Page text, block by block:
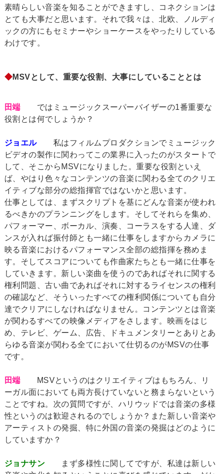
素晴らしい音楽を知ることができますし、コネクションは
とても大事だと思います。それで我々は、北欧、ノルディ
ックの方にもセミナーやショーケースをやったりしている
わけです。
◆MSVとして、重要な役割、大事にしていることとは
田端 ではミュージックスーパーバイザーの1番重要な
役割とは何でしょうか？
ジョエル私はフィルムプロダクションでミュージック
ビデオの製作に関わってこの業界に入ったのがスタートで
して、そこからMSVになりました。重要な役割といえ
ば、やはり色々なコンテンツの音楽に関わる全てのクリエ
イティブな部分の総指揮官ではないかと思います。
仕事としては、まずスクリプトを基にどんな音楽が使われ
るべきかのプランニングをします。そしてそれらを集め、
パフォーマー、ボーカル、演奏、コーラスをする人達、ダ
ンスが入れば振付師とも一緒に仕事をしますからカメラに
映る音楽におけるパフォーマンス全部の総指揮を務めま
す。そしてスコアについても作曲家たちとも一緒に仕事を
していきます。新しい楽曲を使うのであればそれに関する
権利問題、古い曲であればそれに対するライセンスの権利
の確認など、そういったすべての権利関係についても自分
達でクリアにしなければなりません。コンテンツとは音楽
が関わるすべての映像メディアをさします。映画をはじ
め、テレビ、ゲーム、広告、ドキュメンタリーとありとあ
らゆる音楽が関わる全てにおいて仕切るのがMSVの仕事
です。
田端 MSVというのはクリエイティブはもちろん、リ
ーガル面においても両方長けていないと務まらないという
ことですね。次の質問ですが、ハリウッドでは音楽の多様
性というのは歓迎されるのでしょうか？また新しい音楽や
アーティストの発掘、特に外国の音楽の発掘はどのように
していますか？
ジョナサン まず多様性に関してですが、私達は新しい